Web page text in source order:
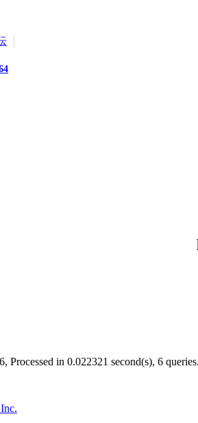
Processed in 0.022321 second(s), 6 queries